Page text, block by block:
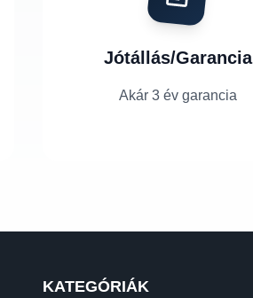
Jótállás/Garancia
Akár 3 év garancia
KATEGÓRIÁK